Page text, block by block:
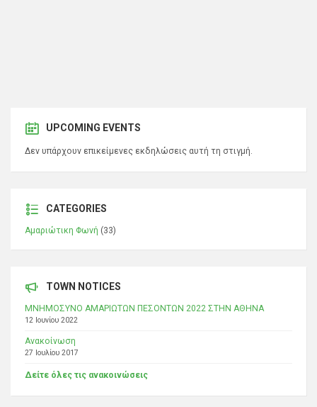
UPCOMING EVENTS
Δεν υπάρχουν επικείμενες εκδηλώσεις αυτή τη στιγμή.
CATEGORIES
Αμαριώτικη Φωνή (33)
TOWN NOTICES
ΜΝΗΜΟΣΥΝΟ ΑΜΑΡΙΩΤΩΝ ΠΕΣΟΝΤΩΝ 2022 ΣΤΗΝ ΑΘΗΝΑ
12 Ιουνίου 2022
Ανακοίνωση
27 Ιουλίου 2017
Δείτε όλες τις ανακοινώσεις